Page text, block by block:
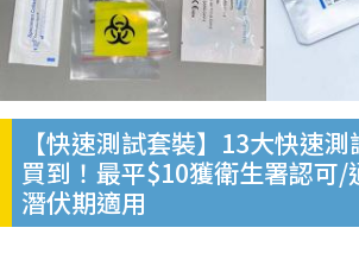
【快速測試套裝】13大快速
買到！最平$10獲衛生署認可
潛伏期適用